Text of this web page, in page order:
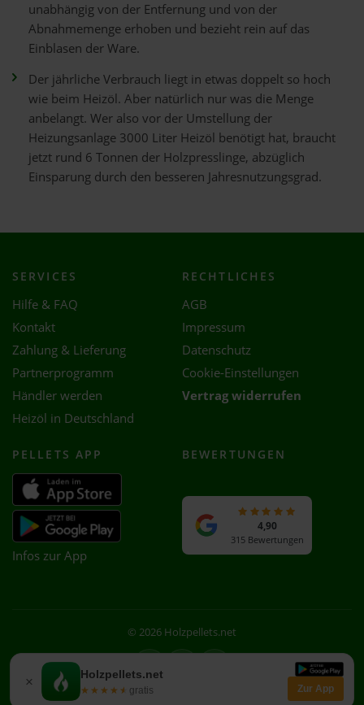
unabhängig von der Entfernung und von der
Abnahmemenge erhoben und bezieht rein auf das
Einblasen der Ware.
Der jährliche Verbrauch liegt in etwas doppelt so hoch
wie beim Heizöl. Aber natürlich nur was die Menge
anbelangt. Wer also vor der Umstellung der
Heizungsanlage 3000 Liter Heizöl benötigt hat, braucht
jetzt rund 6 Tonnen der Holzpresslinge, abzüglich
Einsparung durch den besseren Jahresnutzungsgrad.
× Holzpellets.net
★★★★★
★★★★★ gratis Zur App
SERVICES
Hilfe & FAQ
Kontakt
Zahlung & Lieferung
Partnerprogramm
Händler werden
Heizöl in Deutschland
RECHTLICHES
AGB
Impressum
Datenschutz
Cookie-Einstellungen
Vertrag widerrufen
PELLETS APP
Infos zur App
BEWERTUNGEN
4,90
315 Bewertungen
© 2026 Holzpellets.net
Facebook